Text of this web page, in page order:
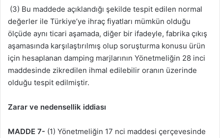
(3) Bu maddede açıklandığı şekilde tespit edilen normal
değerler ile Türkiye’ye ihraç fiyatları mümkün olduğu
ölçüde aynı ticari aşamada, diğer bir ifadeyle, fabrika çıkış
aşamasında karşılaştırılmış olup soruşturma konusu ürün
için hesaplanan damping marjlarının Yönetmeliğin 28 inci
maddesinde zikredilen ihmal edilebilir oranın üzerinde
olduğu tespit edilmiştir.
Zarar ve nedensellik iddiası
MADDE 7- (1) Yönetmeliğin 17 nci maddesi çerçevesinde